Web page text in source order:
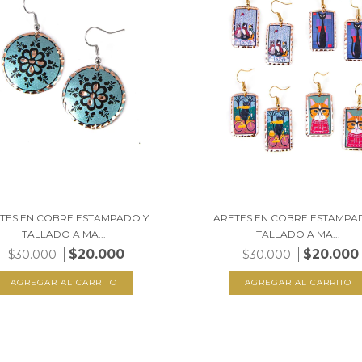
EN COBRE ESTAMPADO Y
TALLADO A MA...
$30.000 $20.000
ARETES EN COBRE
TALLADO A MA...
$30.000 $20.000